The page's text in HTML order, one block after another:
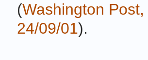
(Washington
24/09/01).